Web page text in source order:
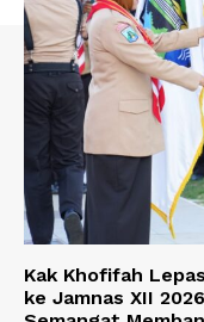
Kak Khofifah
ke Jamnas XII